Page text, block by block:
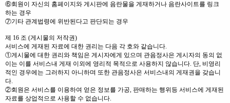
⑥회원이 자신의 홈페이지와 게시판에 음란물을 게재하거나 음란사이트를 링크
하는 경우
⑦기타 관계법령에 위반된다고 판단되는 경우
제 16 조 (게시물의 저작권)
서비스에 게재된 자료에 대한 권리는 다음 각 호와 같습니다.
①게시물에 대한 권리와 책임은 게시자에게 있으며 관음정사은 게시자의 동의 없
이는 이를 서비스내 게재 이외에 영리적 목적으로 사용하지 않습니다. 단, 비영리
적인 경우에는 그러하지 아니하며 또한 관음정사은 서비스내의 게재권을 갖습니
다.
②회원은 서비스를 이용하여 얻은 정보를 가공, 판매하는 행위등 서비스에 게재된
자료를 상업적으로 사용할 수 없습니다.